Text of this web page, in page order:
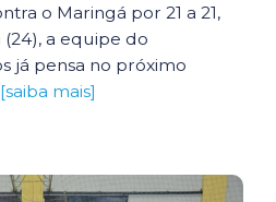
o Maringá por 21 a 21,
a equipe do
já pensa no próximo
[saiba mais]